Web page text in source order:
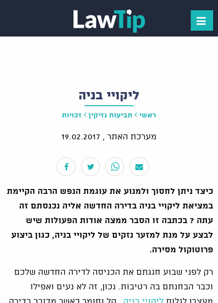
ליקויי בניה
ראשי תביעות נזיקין זכויות
מערכת האתר , 19.02.2017
כיצד ניתן לחסוך ולמנוע את עוגמת הנפש הרבה הקיימת
במציאת ליקויי בניה בדירה החדשה אליה נכנסתם זה
עתה ? בכתבה זו הסבר ממצה אודות הפעולות שיש
לבצע על מנת למזער נזקים של ליקויי בניה, כגון ביצוע
פרוטוקול מסירה.
רק לפני שבוע חגגתם את הכניסה לדירה החדשה שלכם
וכבר הבחנתם בה רטיבות. נכון, זה לא נעים ואפילו